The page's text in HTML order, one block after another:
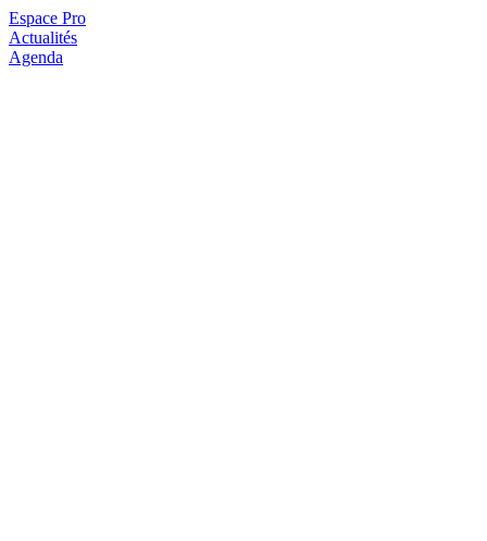
Espace Pro
Actualités
Agenda